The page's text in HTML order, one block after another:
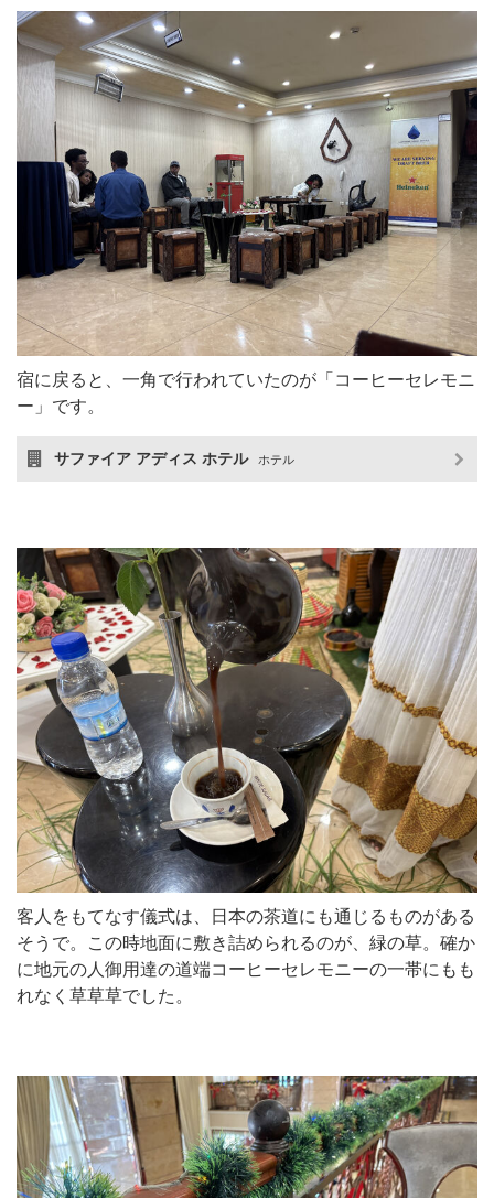
宿に戻ると、一角で行われていたのが「コーヒーセレモニ
ー」です。
サファイア アディス ホテル ホテル
客人をもてなす儀式は、日本の茶道にも通じるものがある
そうで。この時地面に敷き詰められるのが、緑の草。確か
に地元の人御用達の道端コーヒーセレモニーの一帯にもも
れなく草草草でした。